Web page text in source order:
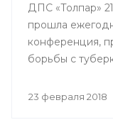
ДПС «Толпар»
прошла
конференция,
борьбы с
санатория, а
23 февраля 2018